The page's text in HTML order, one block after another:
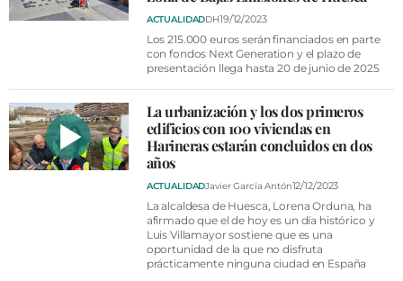
ACTUALIDADDH19/12/2023
Los 215.000 euros serán financiados en parte
con fondos Next Generation y el plazo de
presentación llega hasta 20 de junio de 2025
La urbanización y los dos primeros
edificios con 100 viviendas en
Harineras estarán concluidos en dos
años
ACTUALIDADJavier García Antón12/12/2023
La alcaldesa de Huesca, Lorena Orduna, ha
afirmado que el de hoy es un día histórico y
Luis Villamayor sostiene que es una
oportunidad de la que no disfruta
prácticamente ninguna ciudad en España